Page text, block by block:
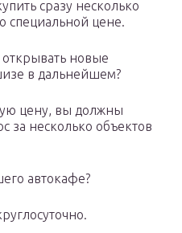
сразу несколько
специальной цене.
открывать новые
в дальнейшем?
цену, вы должны
за несколько объектов
автокафе?